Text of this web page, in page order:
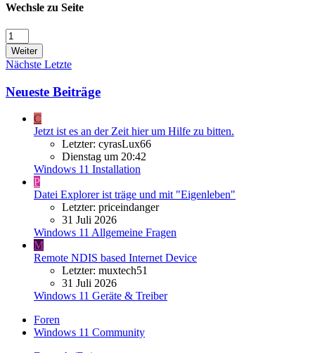
Wechsle zu Seite
Weiter
Nächste Letzte
Neueste Beiträge
C
Jetzt ist es an der Zeit hier um Hilfe zu bitten.
Letzter: cyrasLux66
Dienstag um 20:42
Windows 11 Installation
P
Datei Explorer ist träge und mit "Eigenleben"
Letzter: priceindanger
31 Juli 2026
Windows 11 Allgemeine Fragen
M
Remote NDIS based Internet Device
Letzter: muxtech51
31 Juli 2026
Windows 11 Geräte & Treiber
Foren
Windows 11 Community